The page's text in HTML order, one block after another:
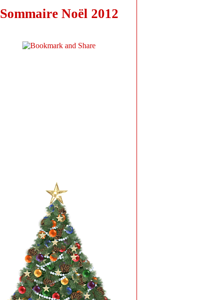
Sommaire Noël 2012